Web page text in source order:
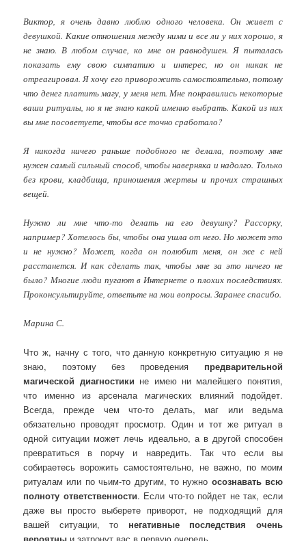
Виктор, я очень давно люблю одного человека. Он живет с
девушкой. Какие отношения между ними и все ли у них хорошо, я
не знаю. В любом случае, ко мне он равнодушен. Я пыталась
показать ему свою симпатию и интерес, но он никак не
отреагировал. Я хочу его приворожить самостоятельно, потому
что денег платить магу, у меня нет. Мне понравились некоторые
ваши ритуалы, но я не знаю какой именно выбрать. Какой из них
вы мне посоветуете, чтобы все точно сработало?
Я никогда ничего раньше подобного не делала, поэтому мне
нужен самый сильный способ, чтобы наверняка и надолго. Только
без крови, кладбища, приношения жертвы и прочих страшных
вещей.
Нужно ли мне что-то делать на его девушку? Рассорку,
например? Хотелось бы, чтобы она ушла от него. Но может это
и не нужно? Может, когда он полюбит меня, он же с ней
расстанется. И как сделать так, чтобы мне за это ничего не
было? Многие люди пугают в Интернете о плохих последствиях.
Проконсультируйте, ответьте на мои вопросы. Заранее спасибо.
Марина С.
Что ж, начну с того, что данную конкретную ситуацию я не
знаю, поэтому без проведения предварительной
магической диагностики не имею ни малейшего понятия,
что именно из арсенала магических влияний подойдет.
Всегда, прежде чем что-то делать, маг или ведьма
обязательно проводят просмотр. Один и тот же ритуал в
одной ситуации может лечь идеально, а в другой способен
превратиться в порчу и навредить. Так что если вы
собираетесь ворожить самостоятельно, не важно, по моим
ритуалам или по чьим-то другим, то нужно осознавать всю
полноту ответственности. Если что-то пойдет не так, если
даже вы просто выберете приворот, не подходящий для
вашей ситуации, то негативные последствия очень